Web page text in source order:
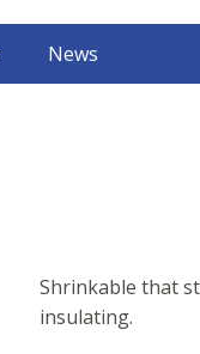
News
Shrinkable that
insulating.